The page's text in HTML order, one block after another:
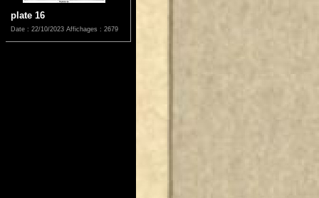
plate 16
Date : 22/10/2023 Affichages : 2679